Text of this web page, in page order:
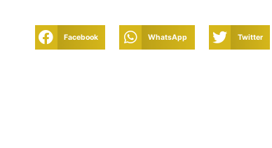
Facebook WhatsApp Twitter